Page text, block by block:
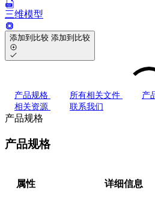
三维模型
添加到比较 添加到比较
产品规格 所有相关文件 产
相关资源
联系我们
产品规格
产品规格
属性 详细信息